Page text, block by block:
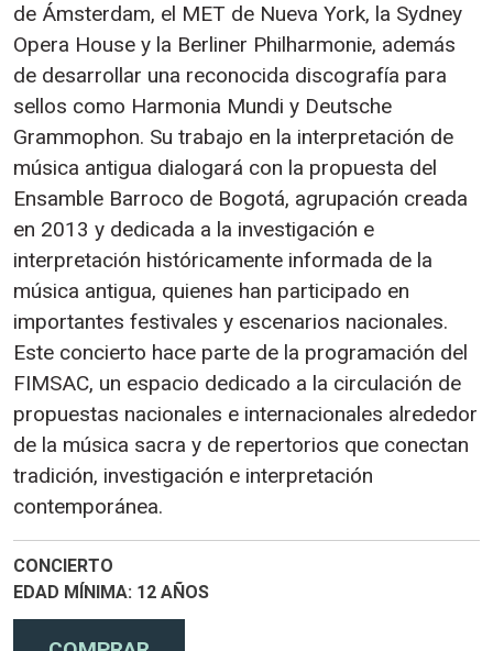
de Ámsterdam, el MET de Nueva York, la Sydney
Opera House y la Berliner Philharmonie, además
de desarrollar una reconocida discografía para
sellos como Harmonia Mundi y Deutsche
Grammophon. Su trabajo en la interpretación de
música antigua dialogará con la propuesta del
Ensamble Barroco de Bogotá, agrupación creada
en 2013 y dedicada a la investigación e
interpretación históricamente informada de la
música antigua, quienes han participado en
importantes festivales y escenarios nacionales.
Este concierto hace parte de la programación del
FIMSAC, un espacio dedicado a la circulación de
propuestas nacionales e internacionales alrededor
de la música sacra y de repertorios que conectan
tradición, investigación e interpretación
contemporánea.
CONCIERTO
EDAD MÍNIMA 12 AÑOS